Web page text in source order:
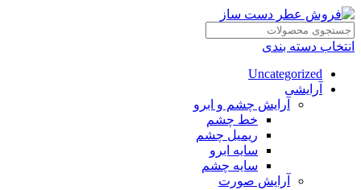
انتخاب دسته بندی
Uncategorized
آرایشی
آرایش چشم و ابرو
خط چشم
ریمیل چشم
سایه ابرو
سایه چشم
آرایش صورت